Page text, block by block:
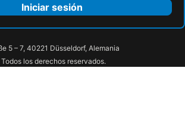
Iniciar sesión
5 – 7, 40221 Düsseldorf, Alemania
los derechos reservados.